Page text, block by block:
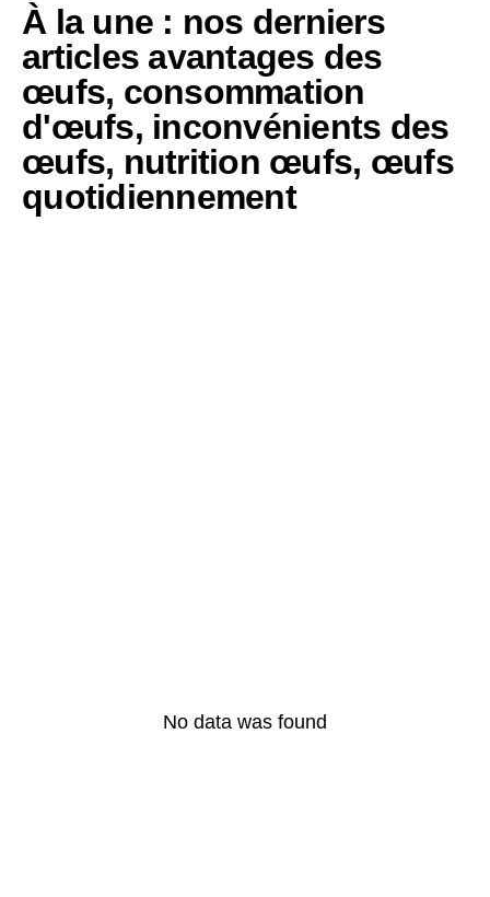
À la une : nos derniers
articles avantages des
œufs, consommation
d'œufs, inconvénients des
œufs, nutrition œufs, œufs
quotidiennement
No data was found